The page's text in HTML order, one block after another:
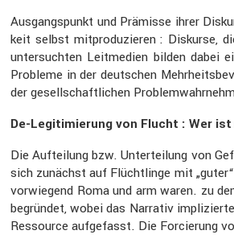
Ausgangs­punkt und Prämisse ihrer
keit selbst mitpro­du­zieren : Diskurse,
unter­suchten Leitme­dien bilden dabei
Probleme in der deutschen
der gesell­schaft­li­chen
De-Legiti­mie­rung von Flucht : Wer
Die Auftei­lung bzw. Unter­tei­lung von
sich zunächst auf Flücht­linge mit
vorwie­gend Roma und arm waren. zu
begründet, wobei das Narrativ
Ressource aufge­fasst. Die Forcie­rung